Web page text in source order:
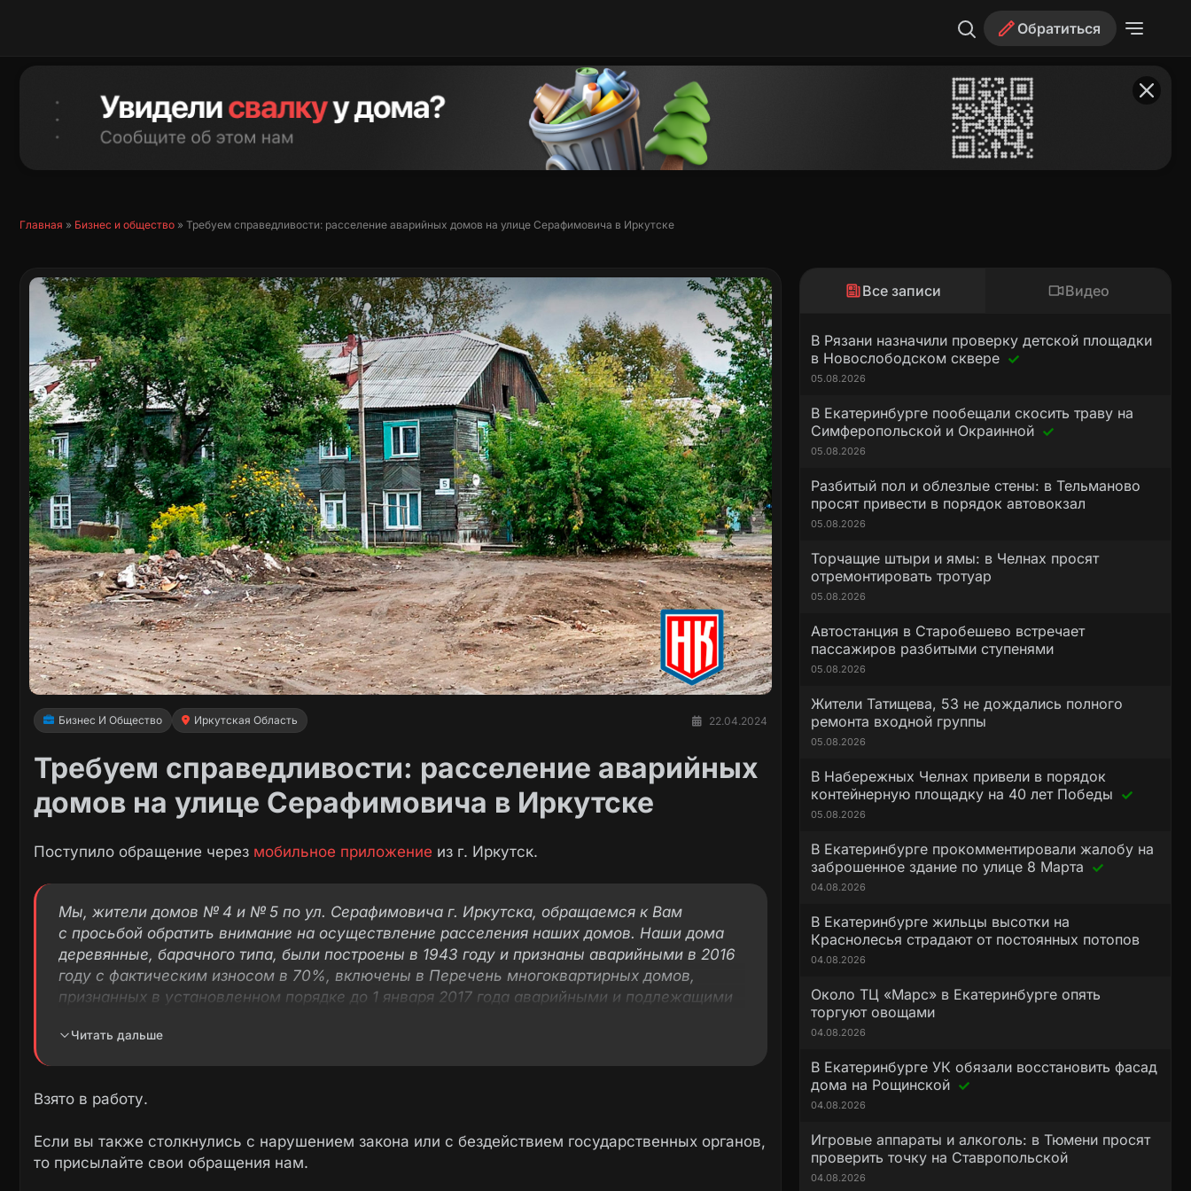
Обратиться
Главная » Бизнес и общество » Требуем справедливости: расселение аварийных домов на улице Серафимовича в Иркутске
Бизнес И Общество Иркутская Область 22.04.2024
Требуем справедливости: расселение аварийных
домов на улице Серафимовича в Иркутске
Поступило обращение через мобильное приложение из г. Иркутск.
Мы, жители домов № 4 и № 5 по ул. Серафимовича г. Иркутска, обращаемся к Вам
с просьбой обратить внимание на осуществление расселения наших домов. Наши дома
деревянные, барачного типа, были построены в 1943 году и признаны аварийными в 2016
году с фактическим износом в 70%, включены в Перечень многоквартирных домов,
признанных в установленном порядке до 1 января 2017 года аварийными и подлежащими
на территории Иркутской области, расселяемых с финансовой поддержкой
сокращения непригодного для проживания жилищного фонда во взаимодействии
коммунального хозяйства» государственной программы Иркутской области «Доступное
жилье» на 2019–2024 годы, утвержденной Постановлением Правительства Иркутской
Читать дальше
Взято в работу.
Если вы также столкнулись с нарушением закона или с бездействием государственных органов,
то присылайте свои обращения нам.
Все записи Видео
В Рязани назначили проверку детской площадки
в Новослободском сквере
05.08.2026
В Екатеринбурге пообещали скосить траву на
Симферопольской и Окраинной
05.08.2026
Разбитый пол и облезлые стены: в Тельманово
просят привести в порядок автовокзал
05.08.2026
Торчащие штыри и ямы: в Челнах просят
отремонтировать тротуар
05.08.2026
Автостанция в Старобешево встречает
пассажиров разбитыми ступенями
05.08.2026
Жители Татищева, 53 не дождались полного
ремонта входной группы
05.08.2026
В Набережных Челнах привели в порядок
контейнерную площадку на 40 лет Победы
05.08.2026
В Екатеринбурге прокомментировали жалобу на
заброшенное здание по улице 8 Марта
04.08.2026
В Екатеринбурге жильцы высотки на
Краснолесья страдают от постоянных потопов
04.08.2026
Около ТЦ «Марс» в Екатеринбурге опять
торгуют овощами
04.08.2026
В Екатеринбурге УК обязали восстановить фасад
дома на Рощинской
04.08.2026
Игровые аппараты и алкоголь: в Тюмени просят
проверить точку на Ставропольской
04.08.2026